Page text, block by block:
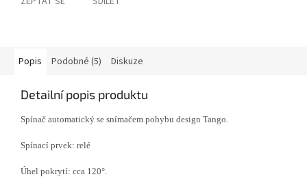
Popis Podobné (5) Diskuze
Detailní popis produktu
Spínač automatický se snímačem pohybu design Tango.
Spínací prvek: relé
Úhel pokrytí: cca 120°.